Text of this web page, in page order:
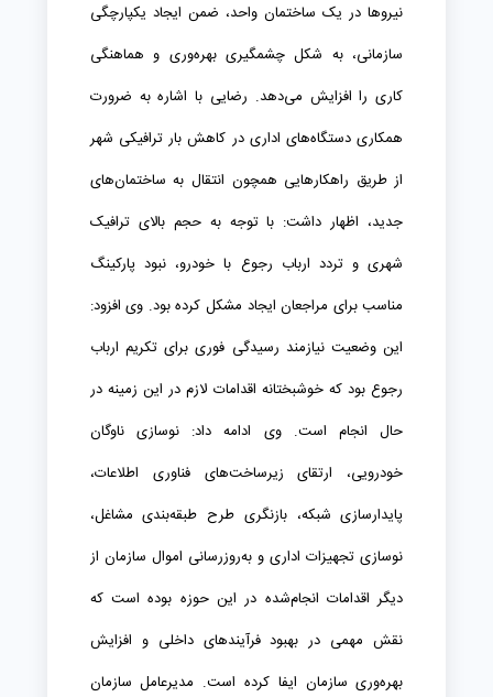
نیروها در یک ساختمان واحد، ضمن ایجاد یکپارچگی
سازمانی، به شکل چشمگیری بهره‌وری و هماهنگی
کاری را افزایش می‌دهد. رضایی با اشاره به ضرورت
همکاری دستگاه‌های اداری در کاهش بار ترافیکی شهر
از طریق راهکارهایی همچون انتقال به ساختمان‌های
جدید، اظهار داشت: با توجه به حجم بالای ترافیک
شهری و تردد ارباب رجوع با خودرو، نبود پارکینگ
مناسب برای مراجعان ایجاد مشکل کرده بود. وی افزود:
این وضعیت نیازمند رسیدگی فوری برای تکریم ارباب
رجوع بود که خوشبختانه اقدامات لازم در این زمینه در
حال انجام است. وی ادامه داد: نوسازی ناوگان
خودرویی، ارتقای زیرساخت‌های فناوری اطلاعات،
پایدارسازی شبکه، بازنگری طرح طبقه‌بندی مشاغل،
نوسازی تجهیزات اداری و به‌روزرسانی اموال سازمان از
دیگر اقدامات انجام‌شده در این حوزه بوده است که
نقش مهمی در بهبود فرآیندهای داخلی و افزایش
بهره‌وری سازمان ایفا کرده است. مدیرعامل سازمان